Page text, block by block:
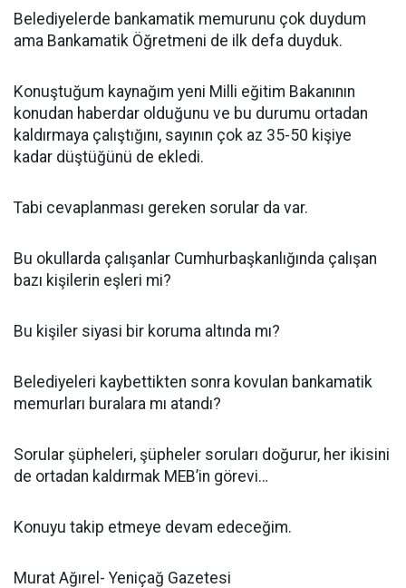
Belediyelerde bankamatik memurunu çok duydum
ama Bankamatik Öğretmeni de ilk defa duyduk.
Konuştuğum kaynağım yeni Milli eğitim Bakanının
konudan haberdar olduğunu ve bu durumu ortadan
kaldırmaya çalıştığını, sayının çok az 35-50 kişiye
kadar düştüğünü de ekledi.
Tabi cevaplanması gereken sorular da var.
Bu okullarda çalışanlar Cumhurbaşkanlığında çalışan
bazı kişilerin eşleri mi?
Bu kişiler siyasi bir koruma altında mı?
Belediyeleri kaybettikten sonra kovulan bankamatik
memurları buralara mı atandı?
Sorular şüpheleri, şüpheler soruları doğurur, her ikisini
de ortadan kaldırmak MEB’in görevi…
Konuyu takip etmeye devam edeceğim.
Murat Ağırel- Yeniçağ Gazetesi